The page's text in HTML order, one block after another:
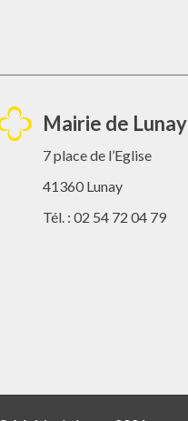
Mairie de Lunay
7 place de l’Eglise
41360 Lunay
Tél. : 02 54 72 04 79